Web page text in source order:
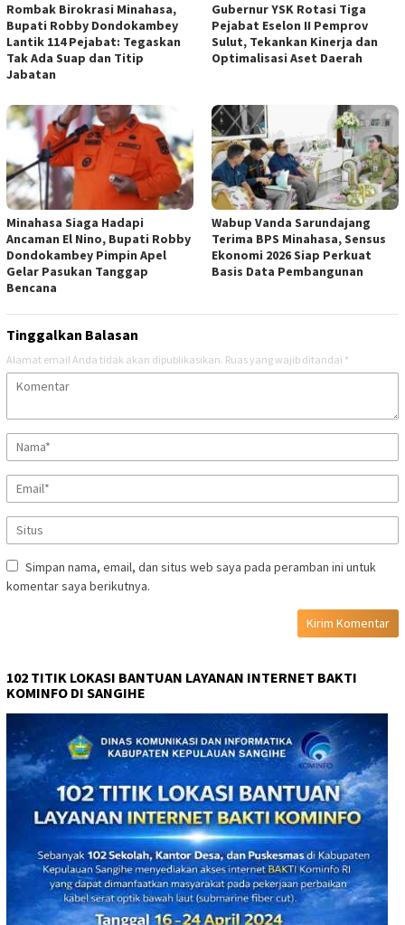
Rombak Birokrasi Minahasa,
Bupati Robby Dondokambey
Lantik 114 Pejabat: Tegaskan
Tak Ada Suap dan Titip
Jabatan
Gubernur YSK Rotasi Tiga
Pejabat Eselon II Pemprov
Sulut, Tekankan Kinerja dan
Optimalisasi Aset Daerah
Minahasa Siaga Hadapi
Ancaman El Nino, Bupati Robby
Dondokambey Pimpin Apel
Gelar Pasukan Tanggap
Bencana
Wabup Vanda Sarundajang
Terima BPS Minahasa, Sensus
Ekonomi 2026 Siap Perkuat
Basis Data Pembangunan
Tinggalkan Balasan
Alamat email Anda tidak akan dipublikasikan. Ruas yang wajib ditandai *
Simpan nama, email, dan situs web saya pada peramban ini untuk
komentar saya berikutnya.
102 TITIK LOKASI BANTUAN LAYANAN INTERNET BAKTI
KOMINFO DI SANGIHE